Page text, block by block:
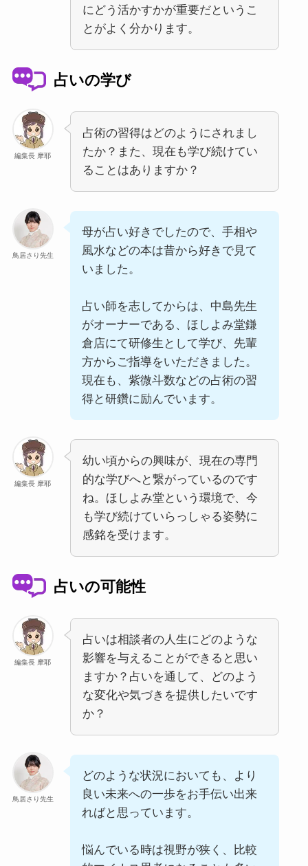
にどう活かすかが重要だというこ
とがよく分かります。
占いの学び
編集長 摩耶
占術の習得はどのようにされまし
たか？また、現在も学び続けてい
ることはありますか？
鳥居さり先生
母が占い好きでしたので、手相や
風水などの本は昔から好きで見て
いました。
占い師を志してからは、中島先生
がオーナーである、ほしよみ堂鎌
倉店にて研修生として学び、先輩
方からご指導をいただきました。
現在も、紫微斗数などの占術の習
得と研鑽に励んでいます。
編集長 摩耶
幼い頃からの興味が、現在の専門
的な学びへと繋がっているのです
ね。ほしよみ堂という環境で、今
も学び続けていらっしゃる姿勢に
感銘を受けます。
占いの可能性
編集長 摩耶
占いは相談者の人生にどのような
影響を与えることができると思い
ますか？占いを通して、どのよう
な変化や気づきを提供したいです
か？
鳥居さり先生
どのような状況においても、より
良い未来への一歩をお手伝い出来
ればと思っています。
悩んでいる時は視野が狭く、比較